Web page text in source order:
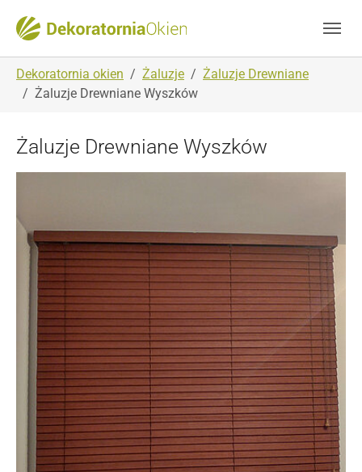
You are here:
Dekoratornia okien Żaluzje
Żaluzje Drewniane
Żaluzje Drewniane Wyszków
Żaluzje Drewniane Wyszków